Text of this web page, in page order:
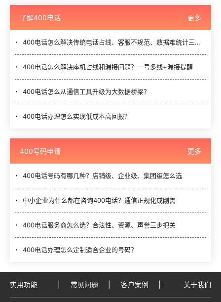
了解400电话 更多
400电话怎么解决传统电话占线、客服不规范、数据难统计三大难题？
400电话怎么解决座机占线和漏接问题？一号多线+漏接提醒
400电话怎么从通信工具升级为大数据桥梁？
400电话办理怎么实现低成本高回报？
400号码申请 更多
400电话号码有哪几种？店铺级、企业级、集团级怎么选
中小企业为什么都在咨询400电话？通信正规化成刚需
400电话服务商怎么选？合法性、资源、声誉三步把关
400电话办理怎么定制适合企业的号码？
实用功能 常见问题 客户案例 } 关于我们